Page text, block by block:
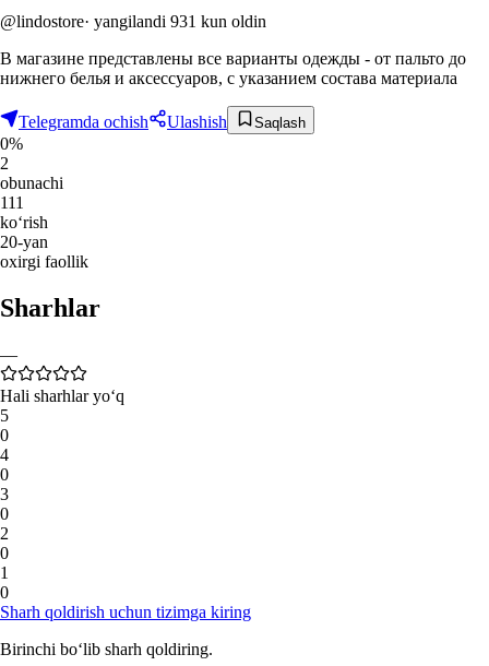
@lindostore· yangilandi 931 kun oldin
В магазине представлены все варианты одежды - от пальто до
нижнего белья и аксессуаров, с указанием состава материала
Telegramda ochish Ulashish Saqlash
0%
2
obunachi
111
ko‘rish
20-yan
oxirgi faollik
Sharhlar
—
Hali sharhlar yo‘q
5
0
4
0
3
0
2
0
1
0
Sharh qoldirish uchun tizimga kiring
Birinchi bo‘lib sharh qoldiring.